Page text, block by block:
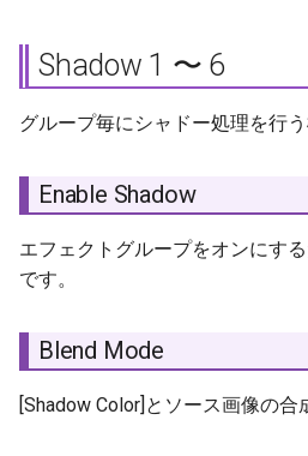
Shadow 1 〜 6
グループ毎にシャドー処理を行う
Enable Shadow
エフェクトグループをオンにす
です。
Blend Mode
[Shadow Color]とソース画像の合